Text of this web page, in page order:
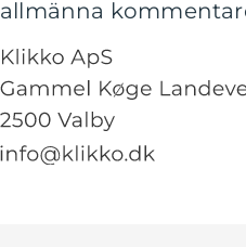
allmänna